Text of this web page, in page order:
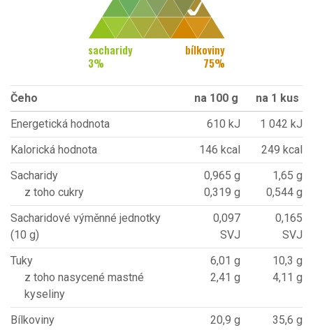
sacharidy
3%
bílkoviny
75%
Čeho na 100 g
na 1 kus
Energetická hodnota
610 kJ
1 042 kJ
Kalorická hodnota
146 kcal
249 kcal
Sacharidy
z toho cukry
0,965 g
0,319 g
1,65 g
0,544 g
Sacharidové výměnné jednotky
(10 g)
0,097
SVJ
0,165
SVJ
Tuky
z toho nasycené mastné
kyseliny
6,01 g
2,41 g
10,3 g
4,11 g
Bílkoviny 20,9 g 35,6 g